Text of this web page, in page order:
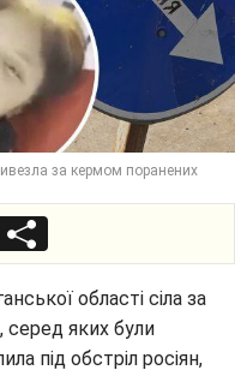
за кермом поранених
області сіла за
серед яких були
під обстріл росіян,